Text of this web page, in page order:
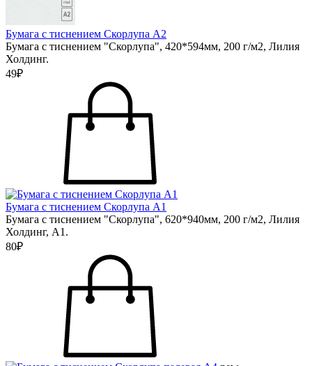
Бумага с тиснением Скорлупа А2
Бумага с тиснением "Скорлупа", 420*594мм, 200 г/м2, Лилия
Холдинг.
49₽
Бумага с тиснением Скорлупа А1
Бумага с тиснением "Скорлупа", 620*940мм, 200 г/м2, Лилия
Холдинг, А1.
80₽